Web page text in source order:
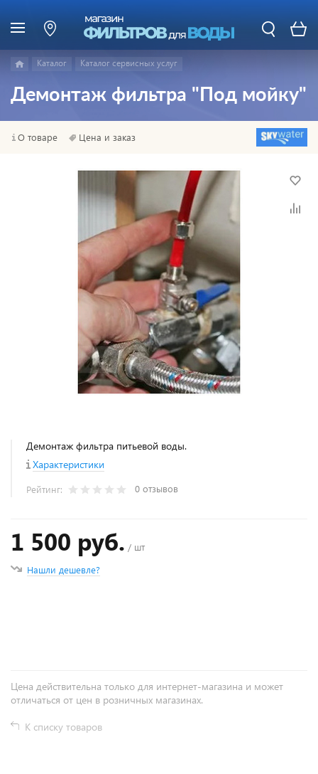
Каталог Каталог сервисных услуг
Демонтаж фильтра "Под мойку"
О товаре Цена и заказ
Демонтаж фильтра питьевой воды.
Характеристики
Рейтинг: 0 отзывов
1 500 руб. / шт
Нашли дешевле?
Цена действительна только для интернет-магазина и может
отличаться от цен в розничных магазинах.
К списку товаров